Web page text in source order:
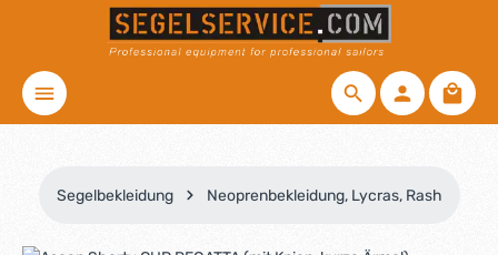
Zum Hauptinhalt springen
Segelbekleidung Neoprenbekleidung, Lycras, Rash